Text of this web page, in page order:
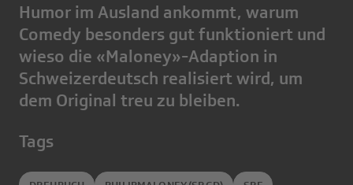
Humor im Ausland ankommt, warum
Comedy besonders gut funktioniert und
wieso die «Maloney»-Adaption in
Schweizerdeutsch realisiert wird, um
dem Original treu zu bleiben.
Tags